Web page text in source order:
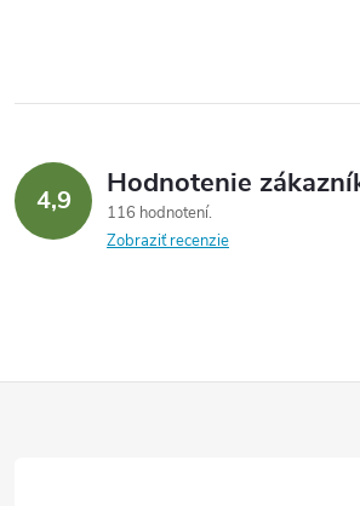
4,9 Hodnotenie
116 hodnotení
Zobraziť recenzie